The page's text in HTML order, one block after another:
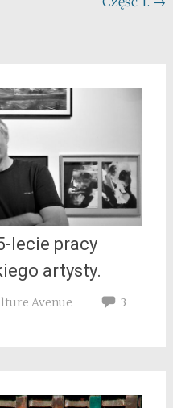
lecie pracy
artysty.
Avenue
3